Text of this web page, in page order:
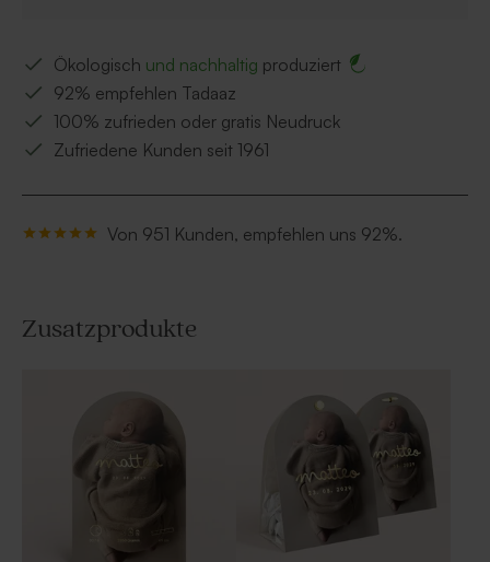
Ökologisch und nachhaltig produziert
92% empfehlen Tadaaz
100% zufrieden oder gratis Neudruck
Zufriedene Kunden seit 1961
Von 951 Kunden, empfehlen uns 92%.
Zusatzprodukte